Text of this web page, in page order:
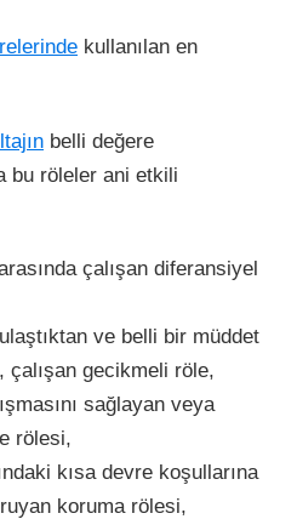
kullanılan en
belli değere
bu röleler ani etkili
çalışan diferansiyel
ve belli bir müddet
çalışan gecikmeli röle,
sağlayan veya
rölesi,
kısa devre koşullarına
koruma rölesi,